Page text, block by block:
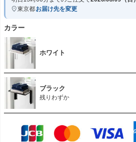
東京都お届け先を変更
カラー
ホワイト
ブラック
残りわずか